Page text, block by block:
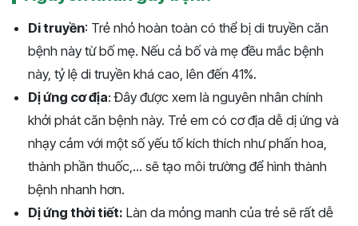
Di truyền: Trẻ nhỏ hoàn toàn có thể bị di truyền căn
bệnh này từ bố mẹ. Nếu cả bố và mẹ đều mắc bệnh
này, tỷ lệ di truyền khá cao, lên đến 41%.
Dị ứng cơ địa: Đây được xem là nguyên nhân chính
khởi phát căn bệnh này. Trẻ em có cơ địa dễ dị ứng và
nhạy cảm với một số yếu tố kích thích như phấn hoa,
thành phần thuốc,... sẽ tạo môi trường để hình thành
bệnh nhanh hơn.
Dị ứng thời tiết: Làn da mỏng manh của trẻ sẽ rất dễ